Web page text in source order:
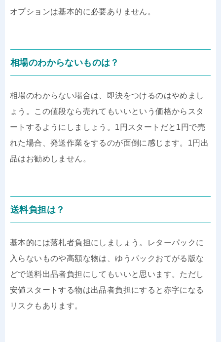
オプションは基本的に必要ありません。
相場のわからないものは？
相場のわからない場合は、即決をつけるのはやめまし
ょう。この値段なら売れてもいいという価格からスタ
ートするようにしましょう。1円スタートだと1円で売
れた場合、発送作業をするのが面倒に感じます。1円出
品はお勧めしません。
送料負担は？
基本的には落札者負担にしましょう。レターパックに
入らないものや高額な物は、ゆうパックおてがる版な
どで送料出品者負担にしてもいいと思います。ただし
安値スタートする物は出品者負担にすると赤字になる
リスクもあります。